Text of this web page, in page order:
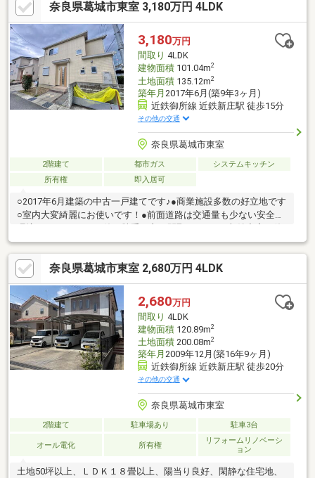
ッチボールなど、アクティブに遊び回れる広いお庭♪現地見学会
（事前に必ずお問い合わせください）日程／公開中■□■お気軽に
ご覧いただけます■□■本物件のご質問・ご内覧等については、担
当：柳原（やなぎはら）までご連絡ください。担当直通：080-
7376-2808
奈良県葛城市東室 3,180万円 4LDK
3,180万円
間取り 4LDK
建物面積101.04m2
土地面積135.12m2
築年月 2017年6月(築9年3ヶ月)
近鉄御所線 近鉄新庄駅 徒歩15分
その他の交通
奈良県葛城市東室
2階建て 都市ガス
システムキッチン
所有権
即入居可
○2017年6月建築の中古一戸建てです♪●商業施設多数の好立地です
○室内大変綺麗にお使いです！●前面道路は交通量も少ない安全な
い勝手のいい間取りです！○車での移動に適した環境です！閑静
な住宅街に立地しています♪ご見学日お気軽にご相談ください！
奈良県葛城市東室 2,680万円 4LDK
2,680万円
間取り 4LDK
建物面積120.89m2
土地面積200.08m2
築年月 2009年12月(築16年9ヶ月)
近鉄御所線 近鉄新庄駅 徒歩20分
その他の交通
奈良県葛城市東室
2階建て 駐車場あり 駐車3台
オール電化 所有権
リフォームリノベーシ
ョン
土地50坪以上、ＬＤＫ１８畳以上、陽当り良好、閑静な住宅地、